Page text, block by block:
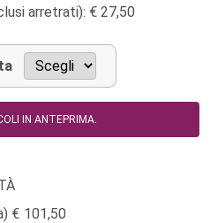
arretrati): € 27,50
IN ANTEPRIMA.
101,50